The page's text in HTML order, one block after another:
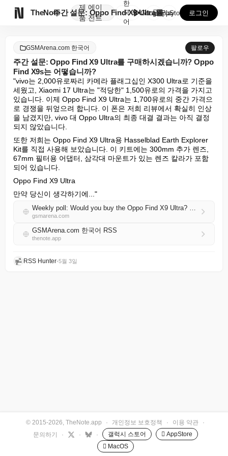
TheNote
제
품
에이
전트
주간 설문: Oppo Find X9 Ultra를 구매하...
한
국
어
GooglePlay
AppStore 로그인
GSMArena.com 한국어 팔로우
주간 설문: Oppo Find X9 Ultra를 구매하시겠습니까? Oppo
Find X9s는 어떻습니까?
"vivo는 2,000유로짜리 카메라 플래그십인 X300 Ultra로 기준을
세웠고, Xiaomi 17 Ultra는 "적당한" 1,500유로의 가격을 가지고
있습니다. 이제 Oppo Find X9 Ultra는 1,700유로의 중간 가격으
로 경쟁을 뒤엎으려 합니다. 이 폰은 저희 리뷰에서 확실히 인상
을 남겼지만, vivo 대 Oppo Ultra의 최종 대결 결과는 아직 결정
되지 않았습니다.
또한 저희는 Oppo Find X9 Ultra용 Hasselblad Earth Explorer
Kit를 직접 사용해 보았습니다. 이 키트에는 300mm 추가 렌즈,
67mm 필터용 어댑터, 삼각대 마운트가 있는 렌즈 칼라가 포함
되어 있습니다.
Oppo Find X9 Ultra
만약 당신이 생각하기에..."
Weekly poll: Would you buy the Oppo Find X9 Ultra? What about the Oppo Find X9s?
gsmarena.com
GSMArena.com 한국어 RSS
thenote.app
RSS Hunter•5월 3일
© 2015-2026, TheNote.app · 개인정보 보호정책 · 이용 약관
·
문의하기
· · · 갤럭시 스토어
 AppStore
 MacOS